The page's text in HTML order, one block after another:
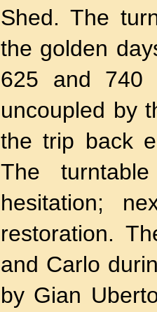
Shed. The
the golden
625 and 740
uncoupled by
the trip back
The
hesitation;
restoration.
and Carlo
by Gian